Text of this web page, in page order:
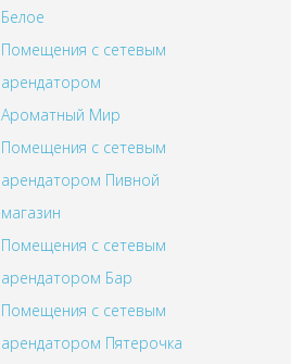
Белое
Помещения с сетевым
арендатором
Ароматный Мир
Помещения с сетевым
арендатором Пивной
магазин
Помещения с сетевым
арендатором Бар
Помещения с сетевым
арендатором Пятерочка